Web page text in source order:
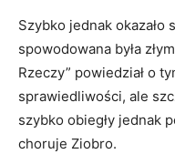
Szybko jednak okazało
spowodowana była
Rzeczy” powiedział o
sprawiedliwości, ale
szybko obiegły jednak
choruje Ziobro.